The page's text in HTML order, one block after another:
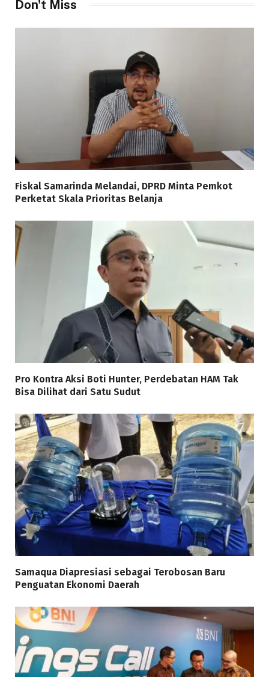
Don't Miss
Fiskal Samarinda Melandai, DPRD Minta Pemkot
Perketat Skala Prioritas Belanja
Pro Kontra Aksi Boti Hunter, Perdebatan HAM Tak
Bisa Dilihat dari Satu Sudut
Samaqua Diapresiasi sebagai Terobosan Baru
Penguatan Ekonomi Daerah